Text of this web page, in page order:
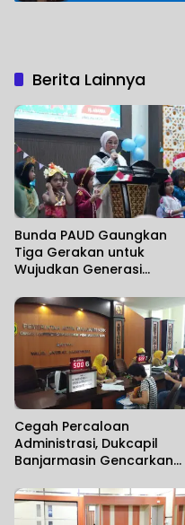
Berita Lainnya
Bunda PAUD Gaungkan
Tiga Gerakan untuk
Wujudkan Generasi
Cegah Percaloan
Administrasi, Dukcapil
Banjarmasin Gencarkan
Berurusan kepada
Masyarakat